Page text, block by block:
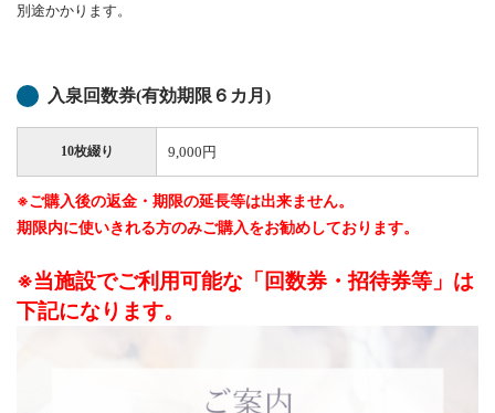
別途かかります。
入泉回数券(有効期限６カ月)
10枚綴り 9,000円
※ご購入後の返金・期限の延長等は出来ません。
期限内に使いきれる方のみご購入をお勧めしております。
※当施設でご利用可能な「回数券・招待券等」は
下記になります。